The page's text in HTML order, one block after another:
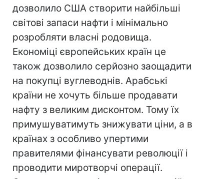
дозволило США створити найбільші
світові запаси нафти і мінімально
розробляти власні родовища.
Економіці європейських країн це
також дозволило серйозно заощадити
на покупці вуглеводнів. Арабські
країни не хочуть більше продавати
нафту з великим дисконтом. Тому їх
примушуватимуть знижувати ціни, а в
країнах з особливо упертими
правителями фінансувати революції і
проводити миротворчі операції.